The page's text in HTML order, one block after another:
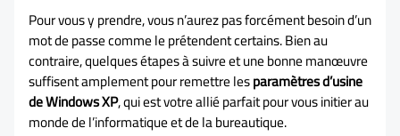
Pour vous y prendre, vous n’aurez pas forcément besoin d’un
mot de passe comme le prétendent certains. Bien au
contraire, quelques étapes à suivre et une bonne manœuvre
suffisent amplement pour remettre lesparamètres d’usine
de Windows XP, qui est votre allié parfait pour vous initier au
monde de l’informatique et de la bureautique.